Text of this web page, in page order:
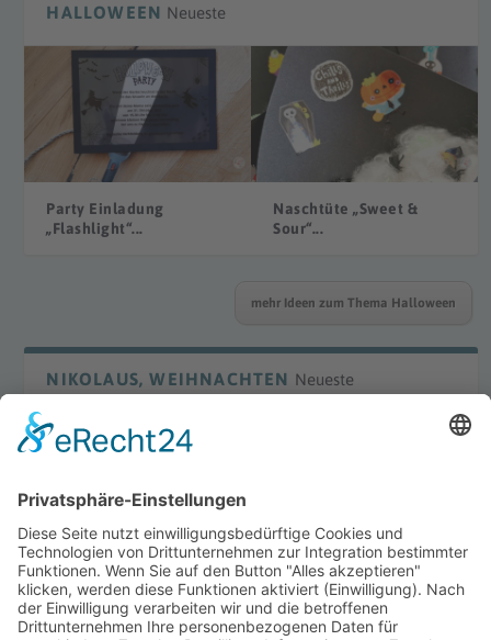
HALLOWEEN Neueste
Party Einladung
„Flashlight“...
Naschtüte „Sweet &
Sour“...
mehr Ideen zum Thema Halloween
NIKOLAUS, WEIHNACHTEN Neueste
DIY Laterne „Waldorf“
DIY Bügelperlenmotive
Winter